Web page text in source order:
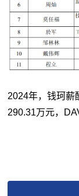
2024年，钱珂薪
290.31万元，